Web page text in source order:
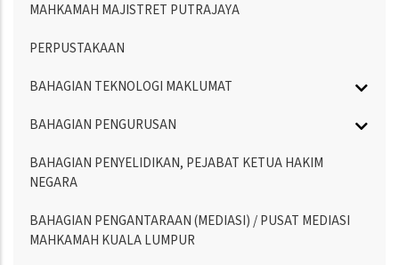
MAHKAMAH MAJISTRET PUTRAJAYA
PERPUSTAKAAN
BAHAGIAN TEKNOLOGI MAKLUMAT
BAHAGIAN PENGURUSAN
BAHAGIAN PENYELIDIKAN, PEJABAT KETUA HAKIM
NEGARA
BAHAGIAN PENGANTARAAN (MEDIASI) / PUSAT MEDIASI
MAHKAMAH KUALA LUMPUR